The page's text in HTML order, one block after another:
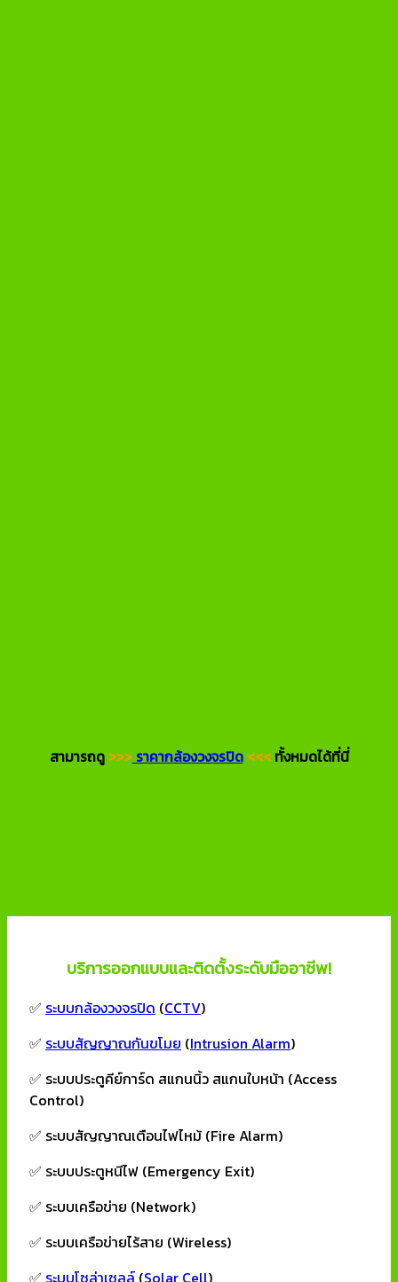
สามารถดู >>>ราคากล้องวงจรปิด <<<ทั้งหมดได้ที่นี่
บริการออกแบบและติดตั้งระดับมืออาชีพ!
✅ ระบบกล้องวงจรปิด (CCTV)
✅ ระบบสัญญาณกันขโมย (Intrusion Alarm)
✅ ระบบประตูคีย์การ์ด สแกนนิ้ว สแกนใบหน้า (Access
Control)
✅ ระบบสัญญาณเตือนไฟไหม้ (Fire Alarm)
✅ ระบบประตูหนีไฟ (Emergency Exit)
✅ ระบบเครือข่าย (Network)
✅ ระบบเครือข่ายไร้สาย (Wireless)
✅ ระบบโซล่าเซลล์ (Solar Cell)